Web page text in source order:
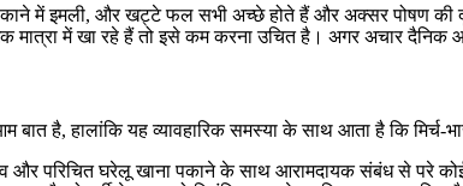
में इमली, और खट्टे फल सभी अच्छे होते हैं और अक्सर पोषण की
में खा रहे हैं तो इसे कम करना उचित है। अगर अचार दैनिक
बात है, हालांकि यह व्यावहारिक समस्या के साथ आता है कि
परिचित घरेलू खाना पकाने के साथ आरामदायक संबंध से परे कोई